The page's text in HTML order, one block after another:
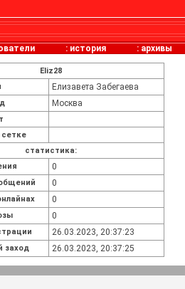
: история : архивы
Eliz28
Елизавета Забегаева
Москва
статистика:
0
0
0
0
26.03.2023, 20:37:23
заход 26.03.2023, 20:37:25